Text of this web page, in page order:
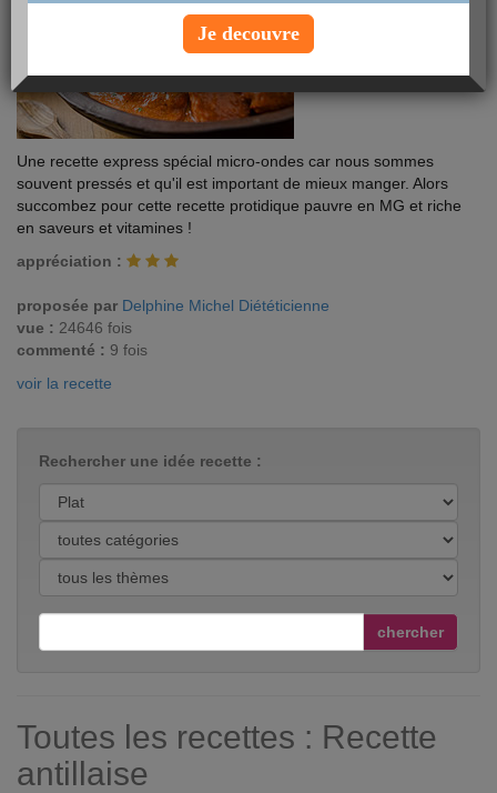
Une recette express spécial micro-ondes car nous sommes
souvent pressés et qu'il est important de mieux manger. Alors
succombez pour cette recette protidique pauvre en MG et riche
en saveurs et vitamines !
appréciation :
proposée par Delphine Michel Diététicienne
vue : 24646 fois
commenté : 9 fois
voir la recette
Rechercher une idée recette :
chercher
Toutes les recettes : Recette
antillaise
Je decouvre